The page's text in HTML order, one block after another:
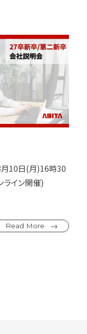
8月10日(月)16時30
イン開催)
Read More